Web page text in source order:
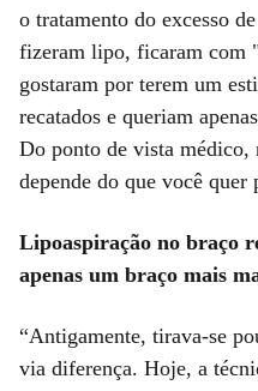
o tratamento do excesso
fizeram lipo, ficaram com
gostaram por terem um
recatados e queriam
Do ponto de vista médico,
depende do que você quer
Lipoaspiração no braço
apenas um braço mais
“Antigamente, tirava-se
via diferença. Hoje, a